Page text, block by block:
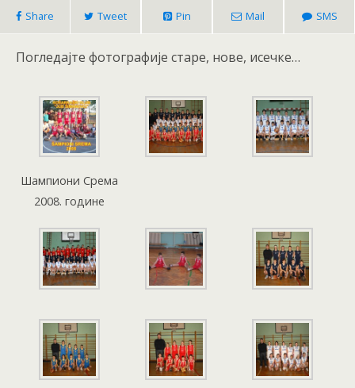
Share Tweet Pin Mail SMS
Погледајте фотографије старе, нове, исечке…
Шампиони Срема
2008. године